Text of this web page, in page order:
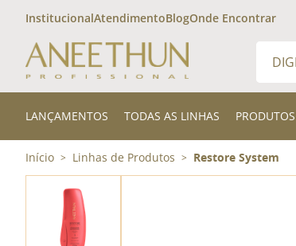
InstitucionalAtendimentoBlogOnde Encontrar
LANÇAMENTOS TODAS AS LINHAS PRODUTOS
Início > Linhas de Produtos > Restore System
2º